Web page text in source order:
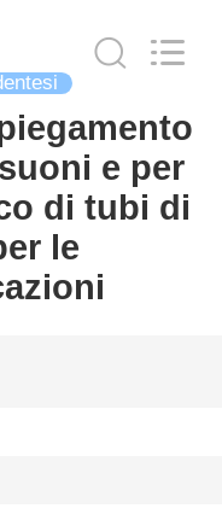
e per
di tubi di
le